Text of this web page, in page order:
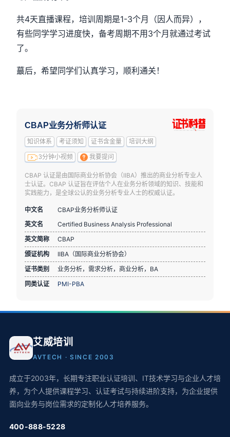
共4天直播课程，培训周期是1-3个月（因人而异），
有些同学学习进度快，备考周期不用3个月就通过考试
了。
蕞后，希望同学们认真学习，顺利通关！
CBAP业务分析师认证
知识体系 考证须知 证书含金量 培训大纲
3分钟小视频 我要提问
CBAP 认证是由国际商业分析协会（IIBA）推出的商业分析专业人
士认证。CBAP 认证旨在评估个人在业务分析领域的知识、技能和
实践能力，是全球公认的业务分析专业人士的权威认证。
中文名
CBAP业务分析师认证
英文名
Certified Business Analysis Professional
英文简称
CBAP
颁证机构
IIBA（国际商业分析协会）
证书类别
业务分析，需求分析，商业分析，BA
同类认证
PMI-PBA
艾威培训
AVTECH · SINCE 2003
成立于2003年，长期专注职业认证培训、IT技术学习与企业人才培
养，为个人提供课程学习、认证考试与持续进阶支持，为企业提供
面向业务与岗位需求的定制化人才培养服务。
400-888-5228